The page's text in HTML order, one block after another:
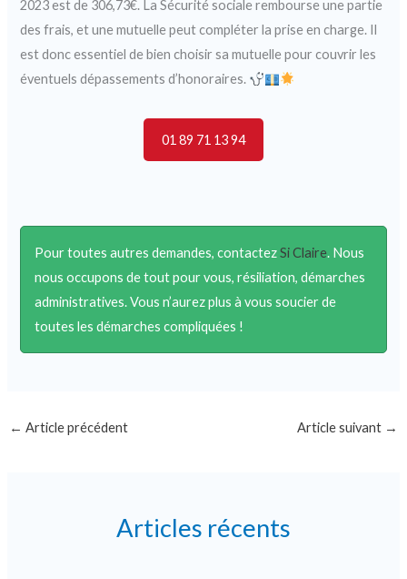
2023 est de 306,73€. La Sécurité sociale rembourse une partie
des frais, et une mutuelle peut compléter la prise en charge. Il
est donc essentiel de bien choisir sa mutuelle pour couvrir les
éventuels dépassements d’honoraires.
01 89 71 13 94
Pour toutes autres demandes, contactezSi Claire. Nous
nous occupons de tout pour vous, résiliation, démarches
administratives. Vous n’aurez plus à vous soucier de
toutes les démarches compliquées !
← Article précédent Article suivant →
Articles récents